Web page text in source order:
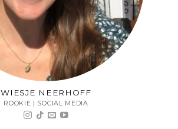
WIESJE NEERHOFF
ROOKIE | SOCIAL MEDIA